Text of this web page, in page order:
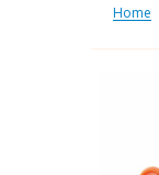
Home